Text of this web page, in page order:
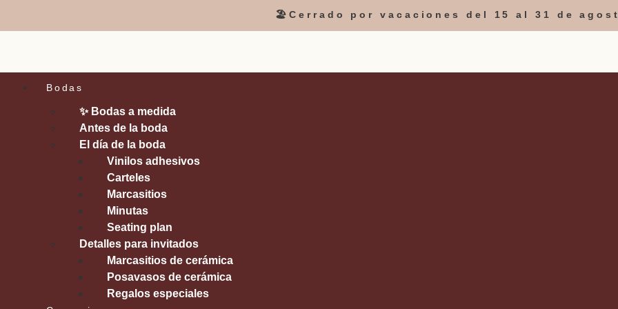
🏖️Cerrado por vacaciones del 15 al 31 de
Bodas
✨ Bodas a medida
Antes de la boda
El día de la boda
Vinilos adhesivos
Carteles
Marcasitios
Minutas
Seating plan
Detalles para invitados
Marcasitios de cerámica
Posavasos de cerámica
Regalos especiales